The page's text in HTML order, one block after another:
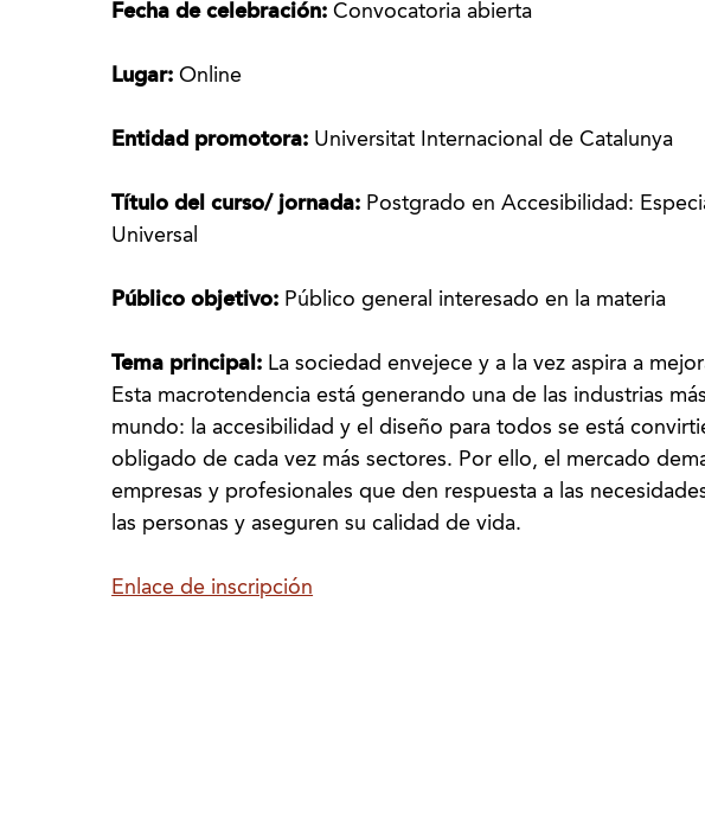
Fecha de celebración:Convocatoria abierta
Lugar:Online
Entidad promotora: Universitat Internacional de Catalunya
Título del curso/ jornada: Postgrado en Accesibilidad:
Universal
Público objetivo: Público general interesado en la materia
Tema principal: La sociedad envejece y a la vez aspira a
Esta macrotendencia está generando una de las industrias
mundo: la accesibilidad y el diseño para todos se está
obligado de cada vez más sectores. Por ello, el mercado
empresas y profesionales que den respuesta a las
las personas y aseguren su calidad de vida.
Enlace de inscripción